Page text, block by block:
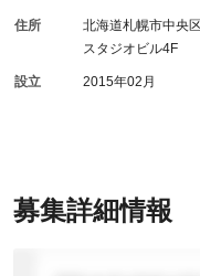
募集詳細情報
住所
北海道札幌市中央
スタジオビル4F
設立 2015年02月